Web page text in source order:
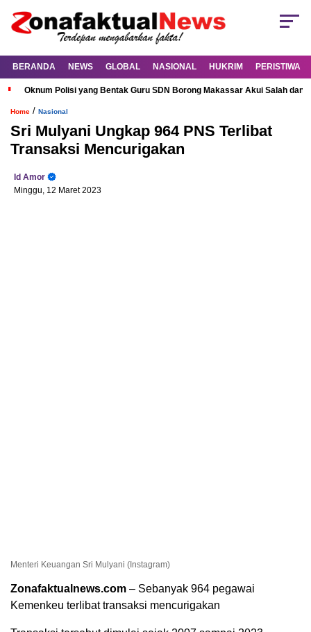
BERANDA NEWS GLOBAL NASIONAL HUKRIM PERISTIWA
Oknum Polisi yang Bentak Guru SDN Borong Makassar Akui Salah dan
Home / Nasional
Sri Mulyani Ungkap 964 PNS Terlibat
Transaksi Mencurigakan
Id Amor
Minggu, 12 Maret 2023
Menteri Keuangan Sri Mulyani (Instagram)
Zonafaktualnews.com – Sebanyak 964 pegawai
Kemenkeu terlibat transaksi mencurigakan